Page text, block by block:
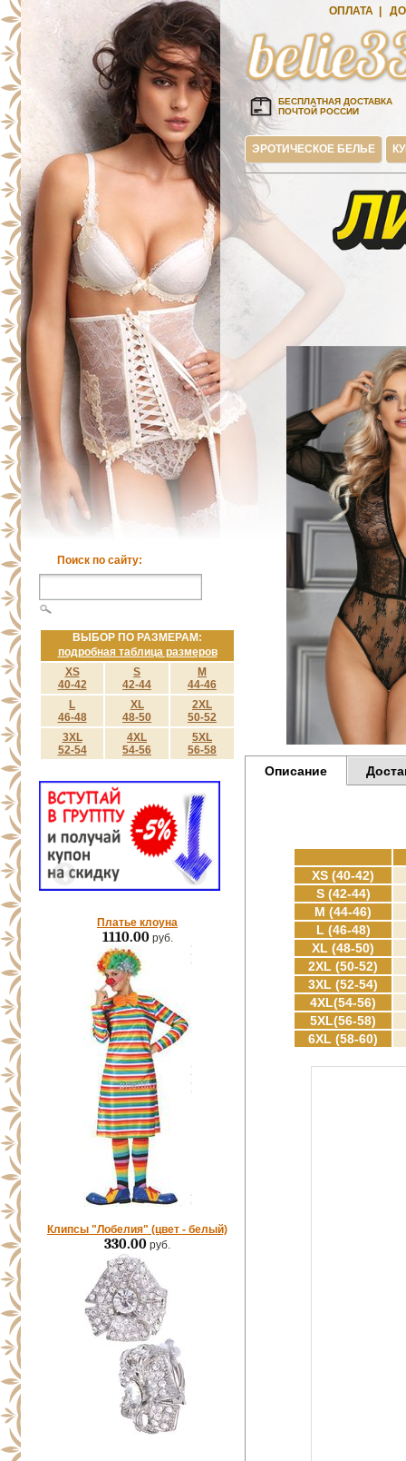
Поиск по сайту:
ВЫБОР ПО РАЗМЕРАМ:
подробная таблица размеров
XS
40-42
S
42-44
M
44-46
L
46-48
XL
48-50
2XL
50-52
3XL
52-54
4XL
54-56
5XL
56-58
Платье клоуна
1110.00руб.
Клипсы "Лобелия" (цвет - белый)
330.00 руб.
ОПЛАТА
БЕСПЛАТНАЯ ДОСТАВКА
ПОЧТОЙ РОССИИ
ЭРОТИЧЕСКОЕ БЕЛЬЕ
Описание
XS (40-42)
S (42-44)
M (44-46)
L (46-48)
XL (48-50)
2XL (50-52)
3XL (52-54)
4XL(54-56)
5XL(56-58)
6XL (58-60)